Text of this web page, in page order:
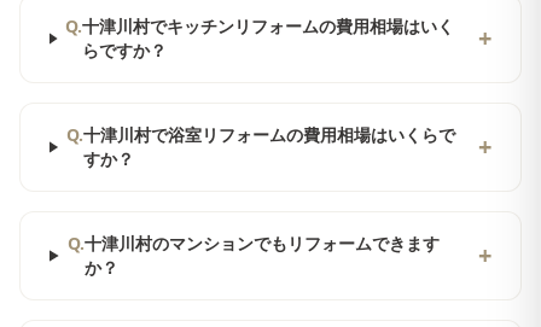
Q.十津川村でキッチンリフォームの費用相場はいく
らですか？
+
Q.十津川村で浴室リフォームの費用相場はいくらで
すか？
+
Q.十津川村のマンションでもリフォームできます
か？
+